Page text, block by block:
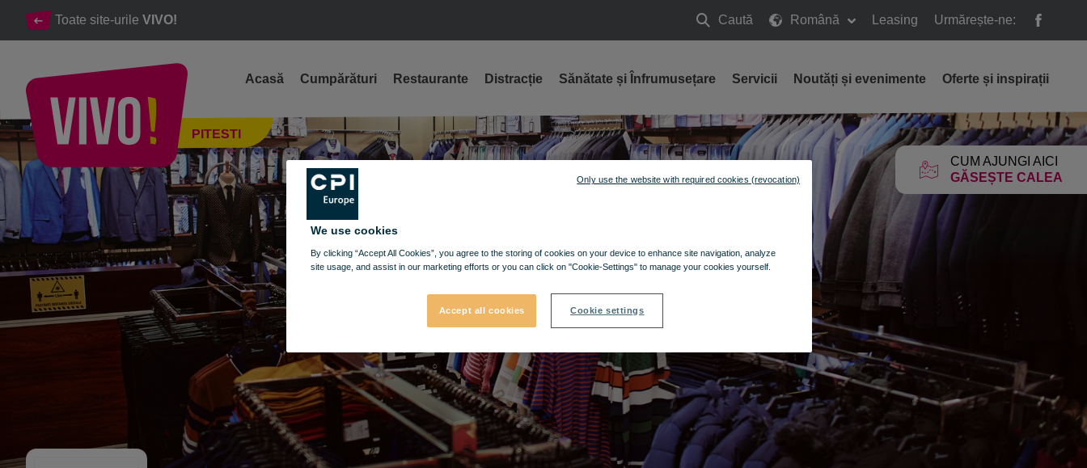
Toate site-urile VIVO! Caută
Caută
Română Leasing Urmărește-ne:
CUM AJUNGI AICI
GĂSEȘTE CALEA
Pitesti
PITESTI
Acasă Cumpărături Restaurante Distracție Sănătate și Înfrumusețare Servicii Noutăți și evenimente Oferte și inspirații
Dovani, magazin imbracaminte si incaltaminte
We use cookies
By clicking “Accept All Cookies”, you agree to the storing of cookies on your device to enhance site navigation, analyze
site usage, and assist in our marketing efforts or you can click on "Cookie-Settings" to manage your cookies yourself.
Accept all cookies Cookie settings
Only use the website with required cookies (revocation)